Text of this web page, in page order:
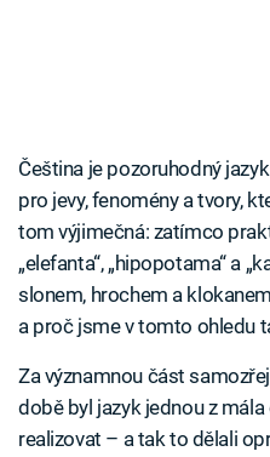
Čeština je pozoruhodný
pro jevy, fenomény a tvory,
tom výjimečná: zatímco
„elefanta“, „hipopotama“ a
slonem, hrochem a
a proč jsme v tomto ohledu
Za významnou část
době byl jazyk jednou z
realizovat – a tak to dělali